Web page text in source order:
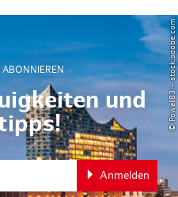
ABONNIEREN
und
Anmelden
© Powell83 – stock.adobe.com